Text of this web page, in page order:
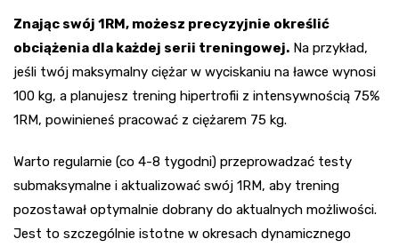
Znając swój 1RM, możesz precyzyjnie określić
obciążenia dla każdej serii treningowej. Na przykład,
jeśli twój maksymalny ciężar w wyciskaniu na ławce wynosi
100 kg, a planujesz trening hipertrofii z intensywnością 75%
1RM, powinieneś pracować z ciężarem 75 kg.
Warto regularnie (co 4-8 tygodni) przeprowadzać testy
submaksymalne i aktualizować swój 1RM, aby trening
pozostawał optymalnie dobrany do aktualnych możliwości.
Jest to szczególnie istotne w okresach dynamicznego